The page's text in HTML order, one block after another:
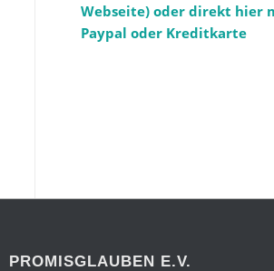
Webseite) oder direkt hier
Paypal oder Kreditkarte
PROMISGLAUBEN E.V.